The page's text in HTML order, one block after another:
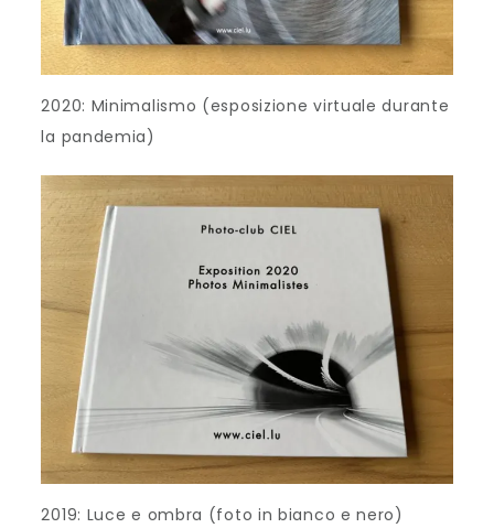
2020: Minimalismo (esposizione virtuale durante
la pandemia)
2019: Luce e ombra (foto in bianco e nero)